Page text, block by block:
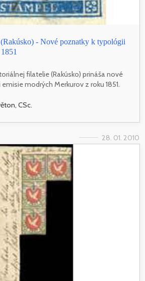
- Nové poznatky k typológii
filatelie (Rakúsko) prináša nové
modrých Merkurov z roku 1851.
CSc.
28. 01. 2010